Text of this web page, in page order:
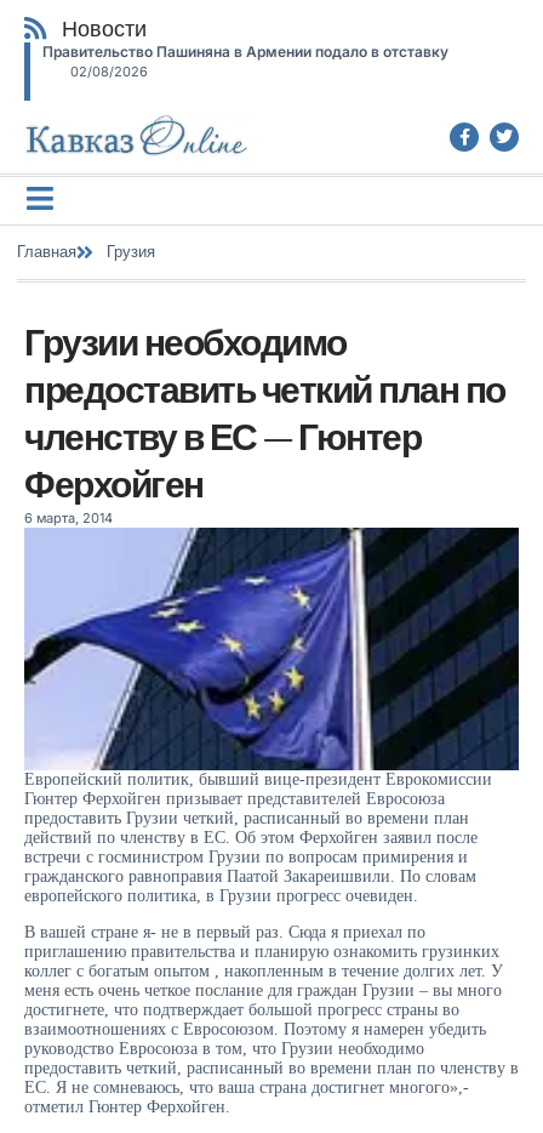
Новости
Правительство Пашиняна в Армении подало в отставку
02/08/2026
Главная Грузия
Грузии необходимо
предоставить четкий план по
членству в ЕС — Гюнтер
Ферхойген
6 марта, 2014
Европейский политик, бывший вице-президент Еврокомиссии
Гюнтер Ферхойген призывает представителей Евросоюза
предоставить Грузии четкий, расписанный во времени план
действий по членству в ЕС. Об этом Ферхойген заявил после
встречи с госминистром Грузии по вопросам примирения и
гражданского равноправия Паатой Закареишвили. По словам
европейского политика, в Грузии прогресс очевиден.
В вашей стране я- не в первый раз. Сюда я приехал по
приглашению правительства и планирую ознакомить грузинких
коллег с богатым опытом , накопленным в течение долгих лет. У
меня есть очень четкое послание для граждан Грузии – вы много
достигнете, что подтверждает большой прогресс страны во
взаимоотношениях с Евросоюзом. Поэтому я намерен убедить
руководство Евросоюза в том, что Грузии необходимо
предоставить четкий, расписанный во времени план по членству в
ЕС. Я не сомневаюсь, что ваша страна достигнет многого»,-
отметил Гюнтер Ферхойген.